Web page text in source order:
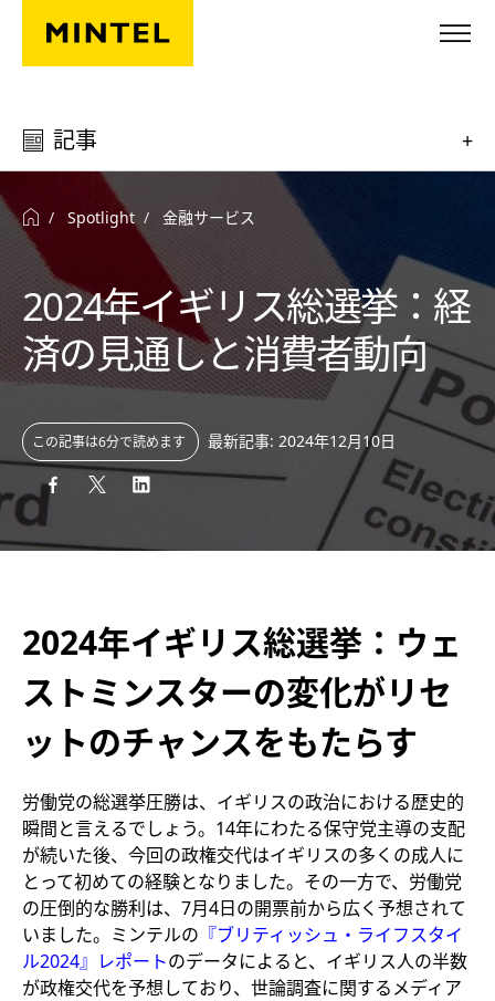
Skip to main content
記事 +
Spotlight 金融サービス
2024年イギリス総選挙：経
済の見通しと消費者動向
この記事は6分で読めます 最新記事: 2024年12月10日
2024年イギリス総選挙：ウェ
ストミンスターの変化がリセ
ットのチャンスをもたらす
労働党の総選挙圧勝は、イギリスの政治における歴史的
瞬間と言えるでしょう。14年にわたる保守党主導の支配
が続いた後、今回の政権交代はイギリスの多くの成人に
とって初めての経験となりました。その一方で、労働党
の圧倒的な勝利は、7月4日の開票前から広く予想されて
いました。ミンテルの 『ブリティッシュ・ライフスタイ
ル2024』レポートのデータによると、イギリス人の半数
が政権交代を予想しており、世論調査に関するメディア